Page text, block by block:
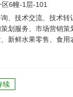
6幢-1层-101
、技术交流、技术
划服务、市场营销
新鲜水果零售、食
续